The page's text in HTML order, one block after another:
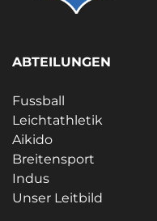
ABTEILUNGEN
Fussball
Leichtathletik
Aikido
Breitensport
Indus
Unser Leitbild